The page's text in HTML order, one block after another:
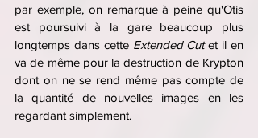
par exemple, on remarque à peine qu'Otis
est poursuivi à la gare beaucoup plus
longtemps dans cette Extended Cut et il en
va de même pour la destruction de Krypton
dont on ne se rend même pas compte de
la quantité de nouvelles images en les
regardant simplement.